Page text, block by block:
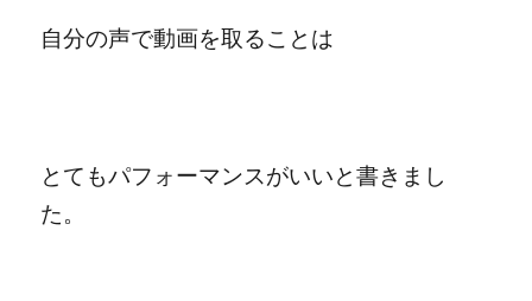
自分の声で動画を取ることは
とてもパフォーマンスがいいと書きまし
た。